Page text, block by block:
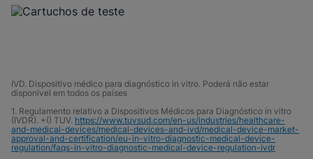
IVD. Dispositivo médico para diagnóstico in vitro. Poderá não estar
disponível em todos os países
1. Regulamento relativo a Dispositivos Médicos para Diagnóstico in vitro
(IVDR). +() TUV. https://www.tuvsud.com/en-us/industries/healthcare-
and-medical-devices/medical-devices-and-ivd/medical-device-market-
approval-and-certification/eu-in-vitro-diagnostic-medical-device-
regulation/faqs-in-vitro-diagnostic-medical-device-regulation-ivdr